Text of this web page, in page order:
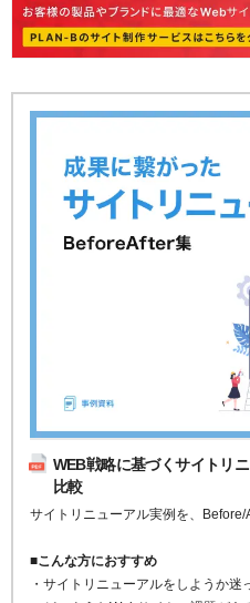
WEB戦略に基づくサイトリ
比較
サイトリニューアル実例を、Before/
■こんな方におすすめ
・サイトリニューアルをしようか迷